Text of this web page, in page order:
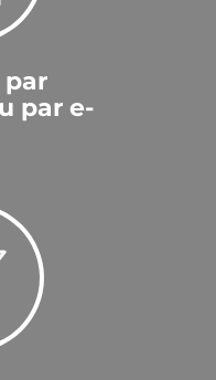
par
par e-